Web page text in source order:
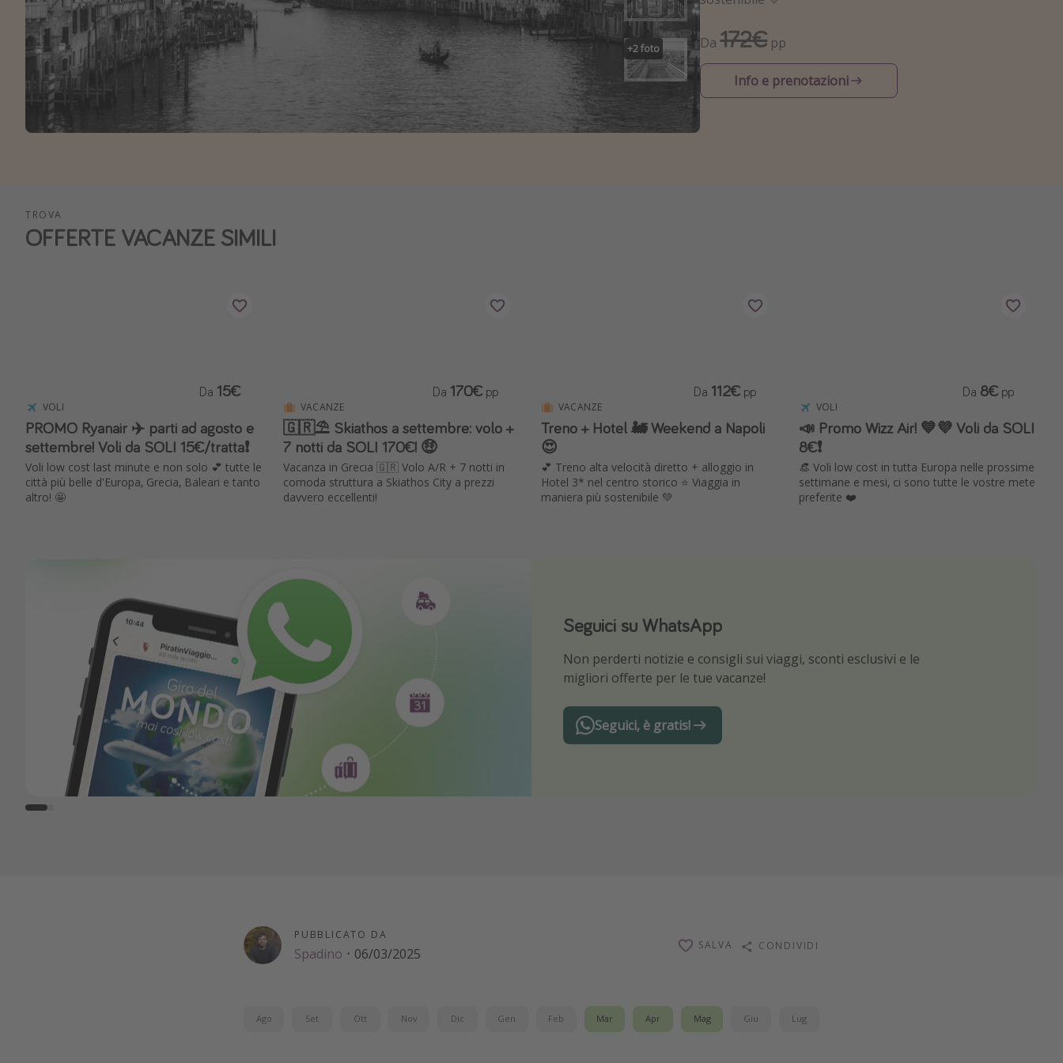
+2foto Da172€ pp
Info e prenotazioni
TROVA
OFFERTE VACANZE SIMILI
VOLI
PROMO Ryanair ✈️ parti ad agosto e
settembre! Voli da SOLI 15€/tratta❗️
Voli low cost last minute e non solo 💕 tutte le
città più belle d'Europa, Grecia, Baleari e tanto
altro! 🤩
Da 15€
VACANZE
🇬🇷⛱️ Skiathos a settembre: volo +
7 notti da SOLI 170€! 🤑
Vacanza in Grecia 🇬🇷 Volo A/R + 7 notti in
comoda struttura a Skiathos City a prezzi
davvero eccellenti!
Da 170€ pp
VACANZE
Treno + Hotel 🚂 Weekend a Napoli
😍
💕 Treno alta velocità diretto + alloggio in
Hotel 3* nel centro storico ⭐️ Viaggia in
maniera più sostenibile 💚
Da 112€ pp
VOLI
📣 Promo Wizz Air! 💙💜 Voli da SOLI
8€❗️
👒 Voli low cost in tutta Europa nelle prossime
settimane e mesi, ci sono tutte le vostre mete
preferite ❤️
Da 8€ pp
Seguici su WhatsApp
Non perderti notizie e consigli sui viaggi, sconti esclusivi e le
migliori offerte per le tue vacanze!
Seguici, è gratis!
Scarica la nostra App
Sii il primo a conoscere le migliori offerte di viaggio
PUBBLICATO DA
Spadino · 06/03/2025
SALVA CONDIVIDI
Ago Set Ott Nov Dic Gen Feb Mar Apr Mag Giu Lug